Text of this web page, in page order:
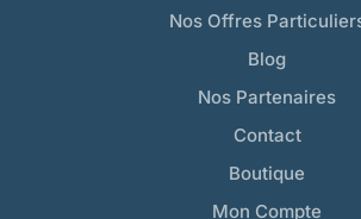
Nos Offres
Blog
Nos Partenaires
Contact
Boutique
Mon Compte